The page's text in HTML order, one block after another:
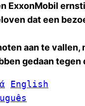
ExxonMobil
dat een
aan te vallen,
gedaan tegen
English